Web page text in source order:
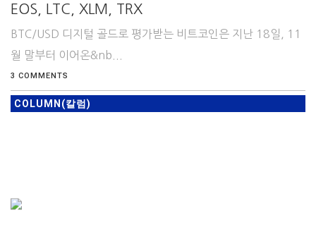
EOS, LTC, XLM, TRX
BTC/USD 디지털 골드로 평가받는 비트코인은 지난 18일, 11
월 말부터 이어온&nb...
3 COMMENTS
COLUMN(칼럼)